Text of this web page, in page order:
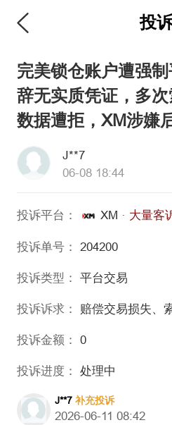
投
完美锁仓账户遭强
辞无实质凭证，多
数据遭拒，XM涉嫌
J**7
06-08 18:44
投诉平台： XM · 大量客
投诉单号： 204200
投诉类型： 平台交易
投诉诉求： 赔偿交易损失、
投诉金额： 0
投诉进度： 处理中
J**7 补充投诉
2026-06-11 08:42